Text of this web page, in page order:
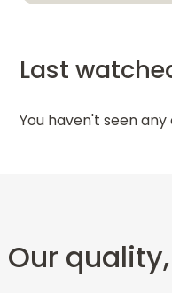
Last
You haven't seen
Our